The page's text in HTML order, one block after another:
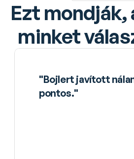
Ezt mondják,
minket
"Bojlert javított
pontos."